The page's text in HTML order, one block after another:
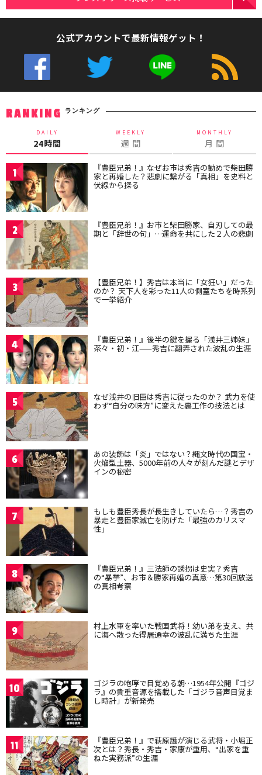
公式アカウントで最新情報ゲット！
RANKING ランキング
DAILY
24時間
WEEKLY
週 間
MONTHLY
月 間
1 『豊臣兄弟！』なぜお市は秀吉の勧めで柴田勝
家と再婚した？悲劇に繋がる「真相」を史料と
伏線から探る
2 『豊臣兄弟！』お市と柴田勝家、自刃しての最
期と「辞世の句」…運命を共にした２人の悲劇
3 【豊臣兄弟！】秀吉は本当に「女狂い」だった
のか？ 天下人を彩った11人の側室たちを時系列
で一挙紹介
4 『豊臣兄弟！』後半の鍵を握る「浅井三姉妹」
茶々・初・江——秀吉に翻弄された波乱の生涯
5 なぜ浅井の旧臣は秀吉に従ったのか？ 武力を使
わず“自分の味方”に変えた裏工作の技法とは
6 あの装飾は「炎」ではない？縄文時代の国宝・
火焔型土器、5000年前の人々が刻んだ謎とデザ
インの秘密
7 もしも豊臣秀長が長生きしていたら…？秀吉の
暴走と豊臣家滅亡を防げた「最強のカリスマ
性」
8 『豊臣兄弟！』三法師の誘拐は史実？秀吉
の“暴挙”、お市＆勝家再婚の真意…第30回放送
の真相考察
9 村上水軍を率いた戦国武将！幼い弟を支え、共
に海へ散った得居通幸の波乱に満ちた生涯
10 ゴジラの咆哮で目覚める朝…1954年公開『ゴジ
ラ』の貴重音源を搭載した「ゴジラ音声目覚ま
し時計」が新発売
11 『豊臣兄弟！』で萩原護が演じる武将・小堀正
次とは？秀長・秀吉・家康が重用、“出家を重
ねた実務派”の生涯